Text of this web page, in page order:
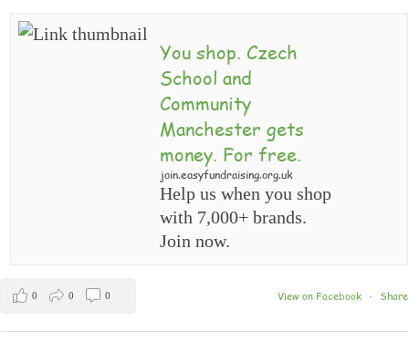
You shop. Czech
School and
Community
Manchester gets
money. For free.
join.easyfundraising.org.uk
Help us when you shop
with 7,000+ brands.
Join now.
View on Facebook · Share
0 0 0